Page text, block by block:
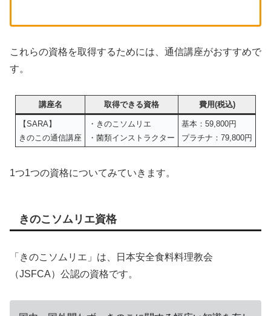
これらの資格を取得するためには、通信講座がおすすめで
す。
講座名 取得できる資格 費用(税込)
【SARA】
きのこの通信講座
・きのこソムリエ
・菌類インストラクター
基本：59,800円
プラチナ：79,800円
1つ1つの資格についてみていきます。
きのこソムリエ資格
「きのこソムリエ」は、日本安全食料料理教会
（JSFCA）公認の資格です。